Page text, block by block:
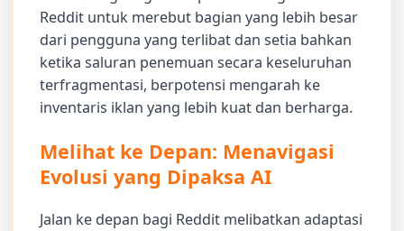
Reddit untuk merebut bagian yang lebih besar
dari pengguna yang terlibat dan setia bahkan
ketika saluran penemuan secara keseluruhan
terfragmentasi, berpotensi mengarah ke
inventaris iklan yang lebih kuat dan berharga.
Melihat ke Depan: Menavigasi
Evolusi yang Dipaksa AI
Jalan ke depan bagi Reddit melibatkan adaptasi